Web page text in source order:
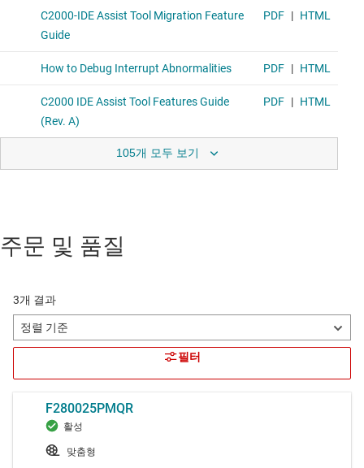
105개 모두 보기
주문 및 품질